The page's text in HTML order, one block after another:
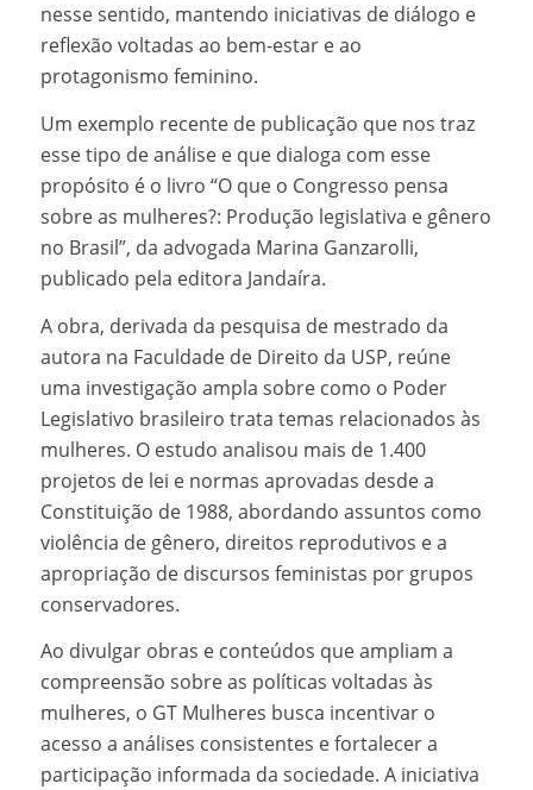
nesse sentido, mantendo iniciativas de diálogo e
reflexão voltadas ao bem-estar e ao
protagonismo feminino.
Um exemplo recente de publicação que nos traz
esse tipo de análise e que dialoga com esse
propósito é o livro “O que o Congresso pensa
sobre as mulheres?: Produção legislativa e gênero
no Brasil”, da advogada Marina Ganzarolli,
publicado pela editora Jandaíra.
A obra, derivada da pesquisa de mestrado da
autora na Faculdade de Direito da USP, reúne
uma investigação ampla sobre como o Poder
Legislativo brasileiro trata temas relacionados às
mulheres. O estudo analisou mais de 1.400
projetos de lei e normas aprovadas desde a
Constituição de 1988, abordando assuntos como
violência de gênero, direitos reprodutivos e a
apropriação de discursos feministas por grupos
conservadores.
Ao divulgar obras e conteúdos que ampliam a
compreensão sobre as políticas voltadas às
mulheres, o GT Mulheres busca incentivar o
acesso a análises consistentes e fortalecer a
participação informada da sociedade. A iniciativa